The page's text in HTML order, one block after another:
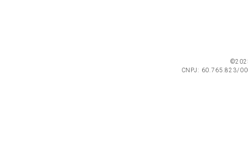
CNPJ: 60.765.823/